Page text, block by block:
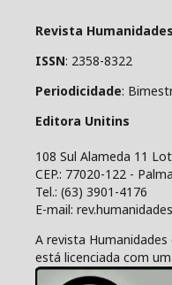
Revista
ISSN: 2358-8322
Periodicidade:
Editora Unitins
108 Sul Alameda 11
CEP.: 77020-122 -
Tel.: (63) 3901-4176
E-mail:
A revista
está licenciada com